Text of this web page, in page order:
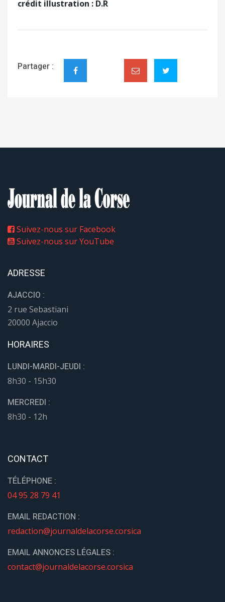
crédit illustration : D.R
Partager :
Suivez-nous sur Facebook
Suivez-nous sur YouTube
ADRESSE
AJACCIO :
2 rue Sebastiani
20000 Ajaccio
HORAIRES
LUNDI-MARDI-JEUDI :
8h30 - 15h30
MERCREDI :
8h30 - 12h
CONTACT
TÉLÉPHONE :
04 95 28 79 41
EMAIL REDACTION :
redaction@journaldelacorse.corsica
EMAIL ANNONCES LÉGALES :
contact@journaldelacorse.corsica